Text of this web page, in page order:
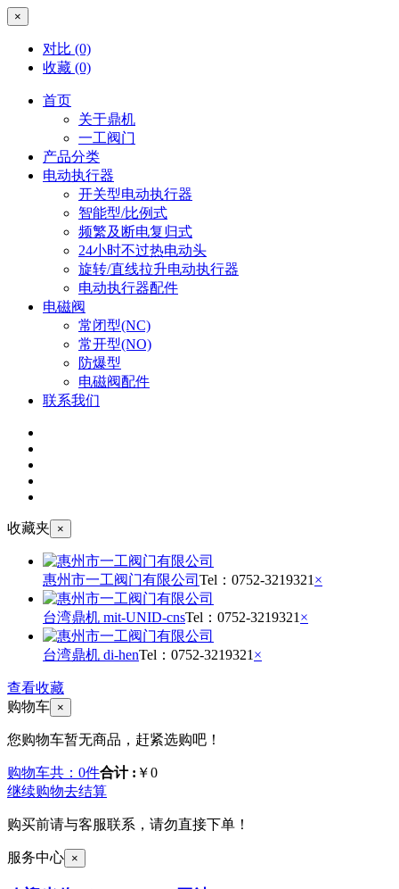
×
对比 (0)
收藏 (0)
首页
关于鼎机
一工阀门
产品分类
电动执行器
开关型电动执行器
智能型/比例式
频繁及断电复归式
24小时不过热电动头
旋转/直线拉升电动执行器
电动执行器配件
电磁阀
常闭型(NC)
常开型(NO)
防爆型
电磁阀配件
联系我们
收藏夹 ×
惠州市一工阀门有限公司 Tel： 0752-3219321 ×
台湾鼎机 mit-UNID-cnsTel： 0752-3219321 ×
台湾鼎机 di-henTel： 0752-3219321 ×
查看收藏
购物车 ×
您购物车暂无商品，赶紧选购吧！
购物车共：0件合计 : ￥0
继续购物去结算
购买前请与客服联系，请勿直接下单！
服务中心 ×